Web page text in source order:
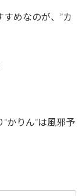
めなのが、”カ
かりん”は風邪予